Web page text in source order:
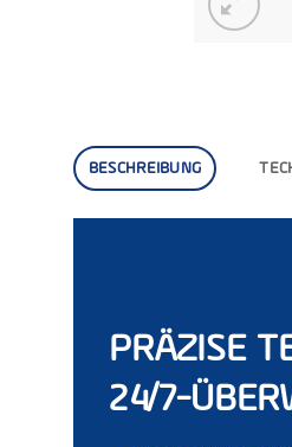
BESCHREIBUNG
PRÄZISE
24/7-